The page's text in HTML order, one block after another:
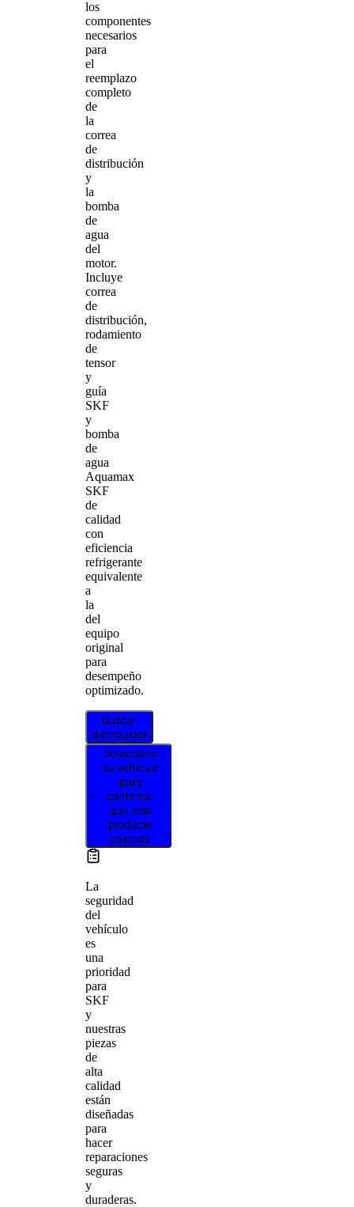
los
componentes
necesarios
para
el
reemplazo
completo
de
la
correa
de
distribución
y
la
bomba
de
agua
del
motor.
Incluye
correa
de
distribución,
rodamiento
de
tensor
y
guía
SKF
y
bomba
de
agua
Aquamax
SKF
de
calidad
con
eficiencia
refrigerante
equivalente
a
la
del
equipo
original
para
desempeño
optimizado.
Buscar
distribuidor
Seleccione
su vehículo
para
confirmar
que este
producto
coincide
La
seguridad
del
vehículo
es
una
prioridad
para
SKF
y
nuestras
piezas
de
alta
calidad
están
diseñadas
para
hacer
reparaciones
seguras
y
duraderas.